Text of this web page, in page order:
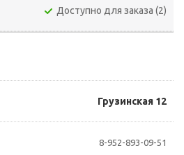
Доступно для заказа (2)
Грузинская 12
8-952-893-09-51